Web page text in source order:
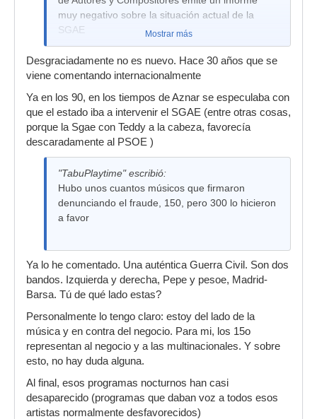
muy negativo sobre la situación actual de la
SGAE
Mostrar más
Desgraciadamente no es nuevo. Hace 30 años que se
viene comentando internacionalmente
Ya en los 90, en los tiempos de Aznar se especulaba con
que el estado iba a intervenir el SGAE (entre otras cosas,
porque la Sgae con Teddy a la cabeza, favorecía
descaradamente al PSOE )
"TabuPlaytime" escribió:
Hubo unos cuantos músicos que firmaron
denunciando el fraude, 150, pero 300 lo hicieron
a favor
Ya lo he comentado. Una auténtica Guerra Civil. Son dos
bandos. Izquierda y derecha, Pepe y pesoe, Madrid-
Barsa. Tú de qué lado estas?
Personalmente lo tengo claro: estoy del lado de la
música y en contra del negocio. Para mi, los 15o
representan al negocio y a las multinacionales. Y sobre
esto, no hay duda alguna.
Al final, esos programas nocturnos han casi
desaparecido (programas que daban voz a todos esos
artistas normalmente desfavorecidos)